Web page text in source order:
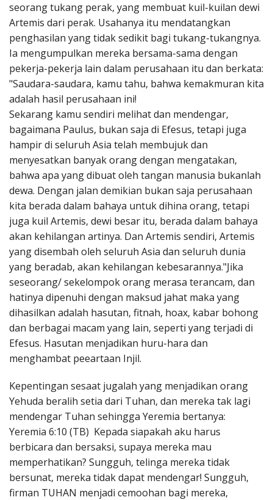
seorang tukang perak, yang membuat kuil-kuilan dewi
Artemis dari perak. Usahanya itu mendatangkan
penghasilan yang tidak sedikit bagi tukang-tukangnya.
Ia mengumpulkan mereka bersama-sama dengan
pekerja-pekerja lain dalam perusahaan itu dan berkata:
"Saudara-saudara, kamu tahu, bahwa kemakmuran kita
adalah hasil perusahaan ini!
Sekarang kamu sendiri melihat dan mendengar,
bagaimana Paulus, bukan saja di Efesus, tetapi juga
hampir di seluruh Asia telah membujuk dan
menyesatkan banyak orang dengan mengatakan,
bahwa apa yang dibuat oleh tangan manusia bukanlah
dewa. Dengan jalan demikian bukan saja perusahaan
kita berada dalam bahaya untuk dihina orang, tetapi
juga kuil Artemis, dewi besar itu, berada dalam bahaya
akan kehilangan artinya. Dan Artemis sendiri, Artemis
yang disembah oleh seluruh Asia dan seluruh dunia
yang beradab, akan kehilangan kebesarannya."Jika
seseorang/ sekelompok orang merasa terancam, dan
hatinya dipenuhi dengan maksud jahat maka yang
dihasilkan adalah hasutan, fitnah, hoax, kabar bohong
dan berbagai macam yang lain, seperti yang terjadi di
Efesus. Hasutan menjadikan huru-hara dan
menghambat peeartaan Injil.
Kepentingan sesaat jugalah yang menjadikan orang
Yehuda beralih setia dari Tuhan, dan mereka tak lagi
mendengar Tuhan sehingga Yeremia bertanya:
Yeremia 6:10 (TB) Kepada siapakah aku harus
berbicara dan bersaksi, supaya mereka mau
memperhatikan? Sungguh, telinga mereka tidak
bersunat, mereka tidak dapat mendengar! Sungguh,
firman TUHAN menjadi cemoohan bagi mereka,